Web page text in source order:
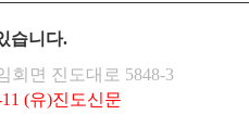
습니다.
회면 진도대로 5848-3
(유)진도신문